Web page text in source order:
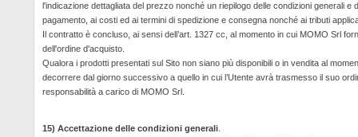
l'indicazione dettagliata del prezzo nonché un riepilogo delle condizioni generali
pagamento, ai costi ed ai termini di spedizione e consegna nonché ai tributi
Il contratto è concluso, ai sensi dell’art. 1327 cc, al momento in cui MOMO Srl
dell'ordine d'acquisto.
Qualora i prodotti presentati sul Sito non siano più disponibili o in vendita al
decorrere dal giorno successivo a quello in cui l’Utente avrà trasmesso il suo
responsabilità a carico di MOMO Srl.
15) Accettazione delle condizioni generali